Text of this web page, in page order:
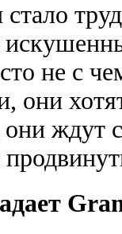
не с
они
они ждут